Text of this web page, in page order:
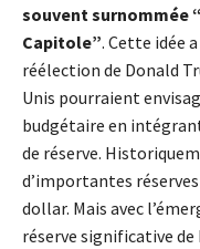
souvent surnommée
Capitole”. Cette idée
réélection de Donald
Unis pourraient
budgétaire en
de réserve.
d’importantes
dollar. Mais avec
réserve significative